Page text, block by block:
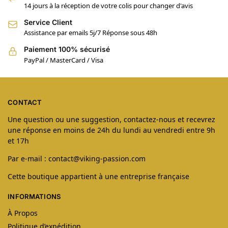
14 jours à la réception de votre colis pour changer d'avis
Service Client
Assistance par emails 5j/7 Réponse sous 48h
Paiement 100% sécurisé
PayPal / MasterCard / Visa
CONTACT
Une question ou une suggestion, contactez-nous et recevrez
une réponse en moins de 24h du lundi au vendredi entre 9h
et 17h
Par e-mail : contact@viking-passion.com
Cette boutique appartient à une entreprise française
INFORMATIONS
À Propos